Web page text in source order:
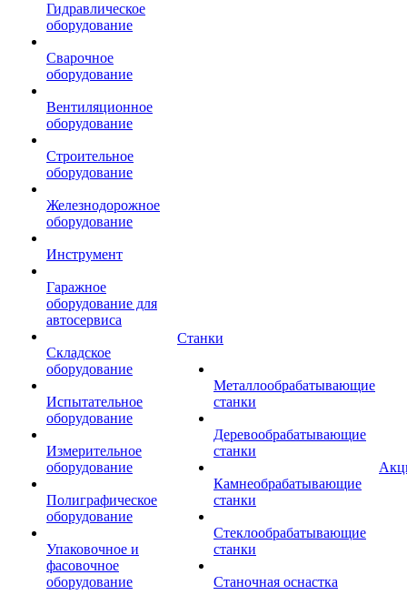
Гидравлическое
оборудование
Сварочное
оборудование
Вентиляционное
оборудование
Строительное
оборудование
Железнодорожное
оборудование
Инструмент
Гаражное
оборудование для
автосервиса
Складское
оборудование
Испытательное
оборудование
Измерительное
оборудование
Полиграфическое
оборудование
Упаковочное и
фасовочное
оборудование
Станки
Металлообрабатывающие
станки
Деревообрабатывающие
станки
Камнеобрабатывающие
станки
Стеклообрабатывающие
станки
Станочная оснастка